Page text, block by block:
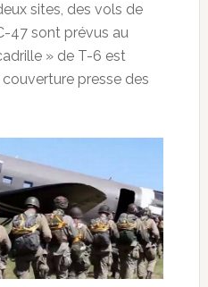
sites, des vols de
47 sont prévus au
» de T-6 est
presse des